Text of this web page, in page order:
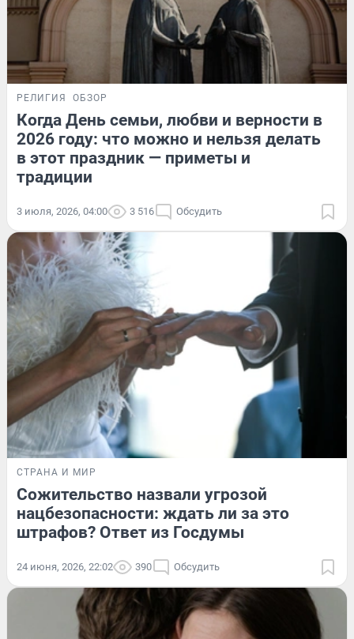
РЕЛИГИЯ ОБЗОР
Когда День семьи, любви и верности в
2026 году: что можно и нельзя делать
в этот праздник — приметы и
традиции
3 июля, 2026, 04:00 3 516 Обсудить
СТРАНА И МИР
Сожительство назвали угрозой
нацбезопасности: ждать ли за это
штрафов? Ответ из Госдумы
24 июня, 2026, 22:02 390 Обсудить